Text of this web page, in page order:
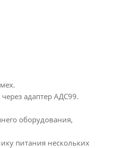
адаптер АДС99.
оборудования,
питания нескольких